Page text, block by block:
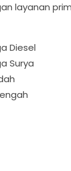
layanan
Diesel
Surya